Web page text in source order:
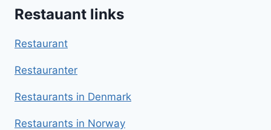
Restauant links
Restaurant
Restauranter
Restaurants in Denmark
Restaurants in Norway